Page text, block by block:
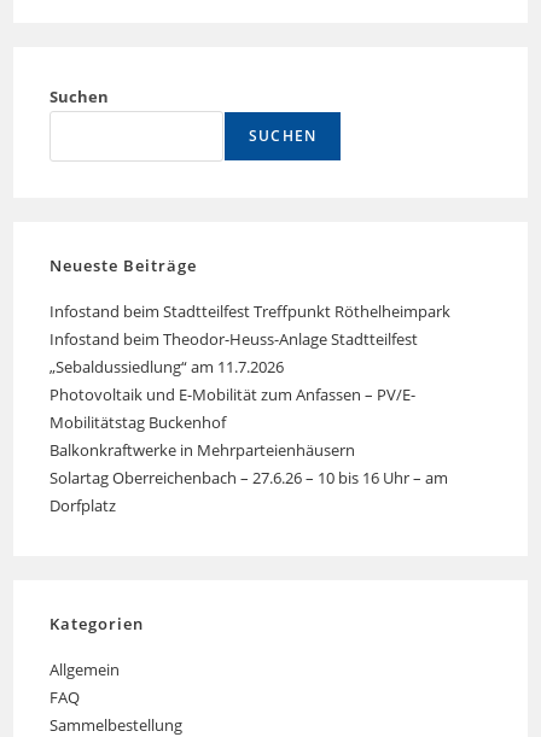
Suchen
SUCHEN
Neueste Beiträge
Infostand beim Stadtteilfest Treffpunkt Röthelheimpark
Infostand beim Theodor-Heuss-Anlage Stadtteilfest
„Sebaldussiedlung“ am 11.7.2026
Photovoltaik und E-Mobilität zum Anfassen – PV/E-
Mobilitätstag Buckenhof
Balkonkraftwerke in Mehrparteienhäusern
Solartag Oberreichenbach – 27.6.26 – 10 bis 16 Uhr – am
Dorfplatz
Kategorien
Allgemein
FAQ
Sammelbestellung